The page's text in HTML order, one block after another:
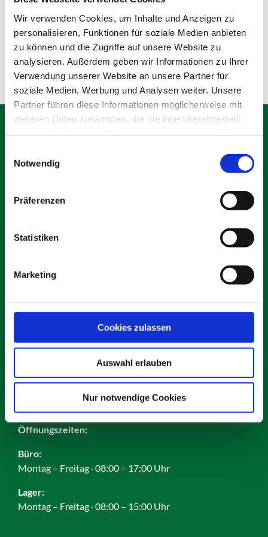
Wir verwenden Cookies, um Inhalte und Anzeigen zu
personalisieren, Funktionen für soziale Medien anbieten
zu können und die Zugriffe auf unsere Website zu
analysieren. Außerdem geben wir Informationen zu Ihrer
Verwendung unserer Website an unsere Partner für
soziale Medien, Werbung und Analysen weiter. Unsere
Partner führen diese Informationen möglicherweise mit
weiteren Daten zusammen, die Sie ihnen bereitgestellt
Notwendig
Präferenzen
Statistiken
Marketing
Cookies zulassen
Auswahl erlauben
Nur notwendige Cookies
Schäfer Verleihservice
82256 Fürstenfeldbruck
Fax:08141 6254359
Karriere
Datenschutz
Cookies
Öffnungszeiten:
Büro:
Montag – Freitag · 08:00 – 17:00 Uhr
Lager:
Montag – Freitag · 08:00 – 15:00 Uhr